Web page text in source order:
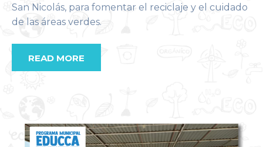
San Nicolás, para fomentar el reciclaje y el cuidado
de las áreas verdes.
READ MORE